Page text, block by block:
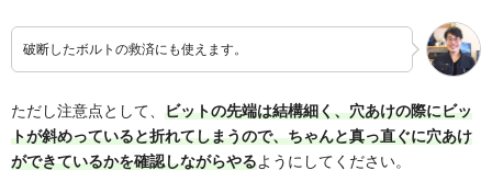
破断したボルトの救済にも使えます。
ただし注意点として、 ビットの先端は結構細く、穴あけの際にビッ
トが斜めっていると折れてしまうので、ちゃんと真っ直ぐに穴あけ
ができているかを確認しながらやるようにしてください。